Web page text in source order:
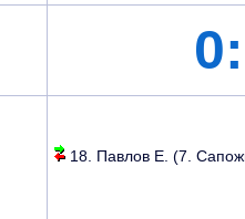
18. Павлов Е. (7.